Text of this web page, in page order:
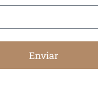
Enviar